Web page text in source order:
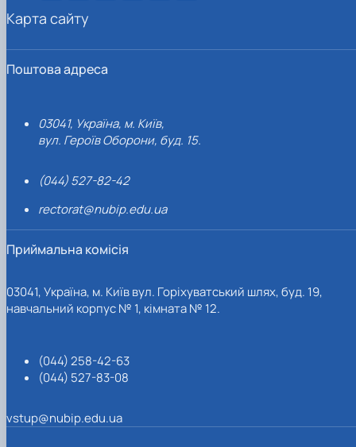
Поштова адреса
03041, Україна, м. Київ,
вул. Героїв Оборони, буд. 15.
(044) 527-82-42
rectorat@nubip.edu.ua
Приймальна комісія
03041, Україна, м. Київ вул. Горіхуватський шлях, буд. 19,
навчальний корпус № 1, кімната № 12.
(044) 258-42-63
(044) 527-83-08
vstup@nubip.edu.ua
Карта сайту